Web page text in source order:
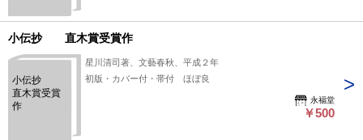
小伝抄 直木賞受賞作
小伝抄
直木賞受賞
作
星川清司著、文藝春秋、平成２年
初版・カバー付・帯付 ほぼ良
永福堂
￥500